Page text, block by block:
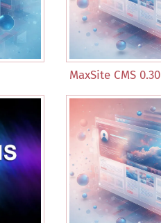
MaxSite CMS 0.30